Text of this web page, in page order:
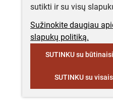
sutikti ir su visų
Sužinokite daugiau
slapukų politiką.
SUTINKU su
SUTINKU su visais